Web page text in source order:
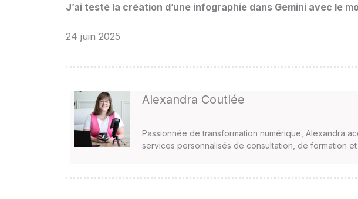
J’ai testé la création d’une infographie dans Gemini avec le
24 juin 2025
Alexandra Coutlée
Passionnée de transformation numérique, Alexandra
services personnalisés de consultation, de formation